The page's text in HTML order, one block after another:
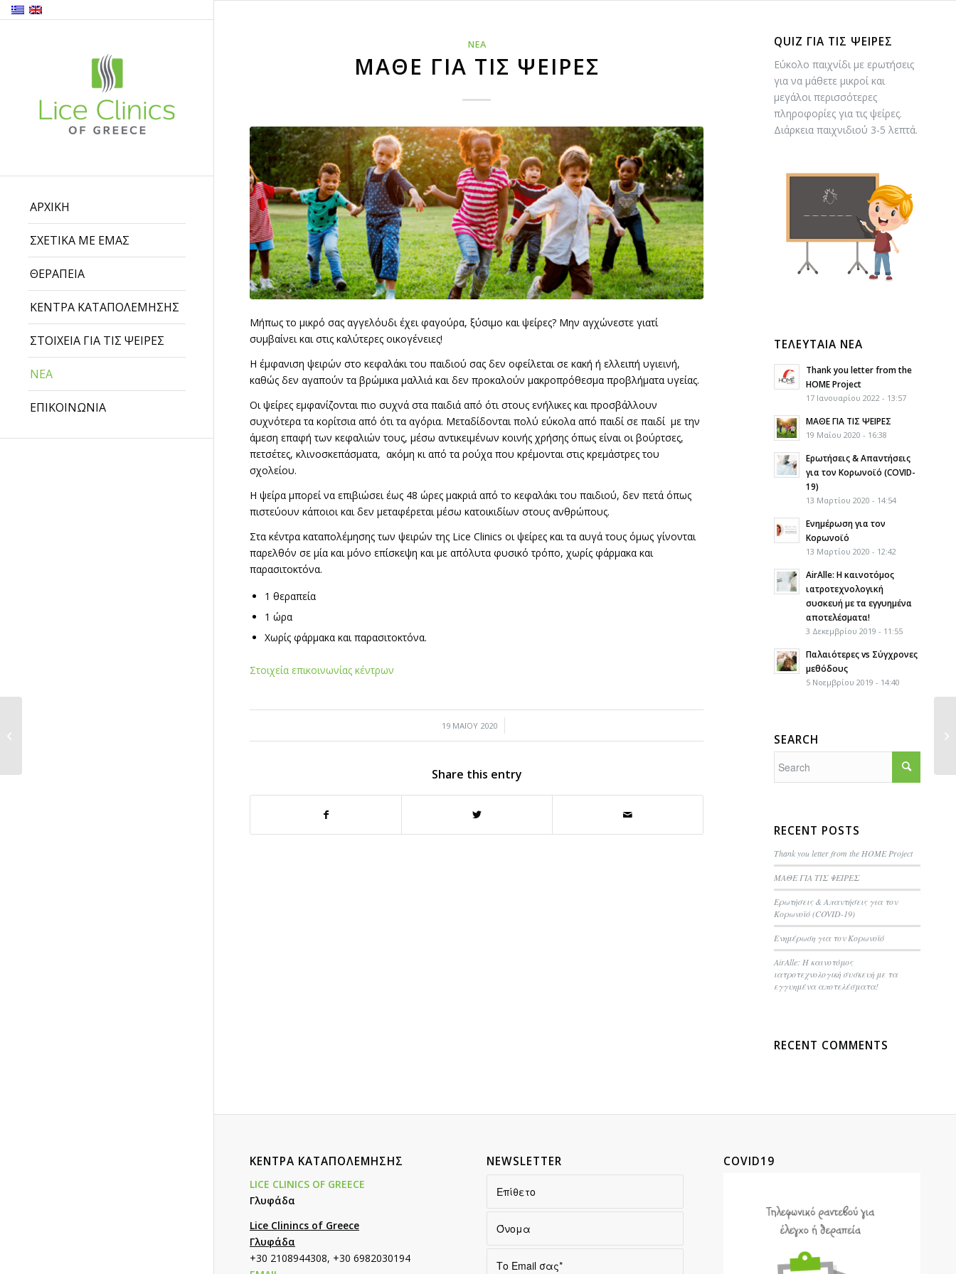
ΑΡΧΙΚΗ
ΣΧΕΤΙΚΑ ΜΕ ΕΜΑΣ
ΘΕΡΑΠΕΙΑ
ΚΕΝΤΡΑ ΚΑΤΑΠΟΛΕΜΗΣΗΣ
ΣΤΟΙΧΕΙΑ ΓΙΑ ΤΙΣ ΨΕΙΡΕΣ
ΝΕΑ
ΕΠΙΚΟΙΝΩΝΙΑ
ΝΕΑ
ΜΑΘΕ ΓΙΑ ΤΙΣ ΨΕΙΡΕΣ
Μήπως το μικρό σας αγγελόυδι έχει φαγούρα, ξύσιμο και ψείρες? Μην αγχώνεστε γιατί
συμβαίνει και στις καλύτερες οικογένειες!
Η έμφανιση ψειρών στο κεφαλάκι του παιδιού σας δεν οφείλεται σε κακή ή ελλειπή υγιεινή,
καθώς δεν αγαπούν τα βρώμικα μαλλιά και δεν προκαλούν μακροπρόθεσμα προβλήματα υγείας.
Οι ψείρες εμφανίζονται πιο συχνά στα παιδιά από ότι στους ενήλικες και προσβάλλουν
συχνότερα τα κορίτσια από ότι τα αγόρια. Μεταδίδονται πολύ εύκολα από παιδί σε παιδί με την
άμεση επαφή των κεφαλιών τους, μέσω αντικειμένων κοινής χρήσης όπως είναι οι βούρτσες,
πετσέτες, κλινοσκεπάσματα, ακόμη κι από τα ρούχα που κρέμονται στις κρεμάστρες του
σχολείου.
Η ψείρα μπορεί να επιβιώσει έως 48 ώρες μακριά από το κεφαλάκι του παιδιού, δεν πετά όπως
πιστεύουν κάποιοι και δεν μεταφέρεται μέσω κατοικιδίων στους ανθρώπους.
Στα κέντρα καταπολέμησης των ψειρών της Lice Clinics οι ψείρες και τα αυγά τους όμως γίνονται
παρελθόν σε μία και μόνο επίσκεψη και με απόλυτα φυσικό τρόπο, χωρίς φάρμακα και
παρασιτοκτόνα.
1 θεραπεία
1 ώρα
Χωρίς φάρμακα και παρασιτοκτόνα.
Στοιχεία επικοινωνίας κέντρων
19 ΜΑΪΟΥ 2020
/
Share this entry
QUIZ ΓΙΑ ΤΙΣ ΨΕΙΡΕΣ
Εύκολο παιχνίδι με ερωτήσεις
για να μάθετε μικροί και
μεγάλοι περισσότερες
πληροφορίες για τις ψείρες.
Διάρκεια παιχνιδιού 3-5 λεπτά.
ΤΕΛΕΥΤΑΙΑ ΝΕΑ
Thank you letter from the
HOME Project
17 Ιανουαρίου 2022 - 13:57
ΜΑΘΕ ΓΙΑ ΤΙΣ ΨΕΙΡΕΣ
19 Μαΐου 2020 - 16:38
Ερωτήσεις & Απαντήσεις
για τον Κορωνοϊό (COVID-
19)
13 Μαρτίου 2020 - 14:54
Ενημέρωση για τον
Κορωνοϊό
13 Μαρτίου 2020 - 12:42
AirAlle: Η καινοτόμος
ιατροτεχνολογική
συσκευή με τα εγγυημένα
αποτελέσματα!
3 Δεκεμβρίου 2019 - 11:55
Παλαιότερες vs Σύγχρονες
μεθόδους
5 Νοεμβρίου 2019 - 14:40
SEARCH
RECENT POSTS
Thank you letter from the HOME Project
ΜΑΘΕ ΓΙΑ ΤΙΣ ΨΕΙΡΕΣ
Ερωτήσεις & Απαντήσεις για τον
Κορωνοϊό (COVID-19)
Ενημέρωση για τον Κορωνοϊό
AirAlle: Η καινοτόμος
ιατροτεχνολογική συσκευή με τα
εγγυημένα αποτελέσματα!
RECENT COMMENTS
ΚΕΝΤΡΑ ΚΑΤΑΠΟΛΕΜΗΣΗΣ
LICE CLINICS OF GREECE
Γλυφάδα
Lice Clinincs of Greece
Γλυφάδα
+30 2108944308, +30 6982030194
NEWSLETTER COVID19